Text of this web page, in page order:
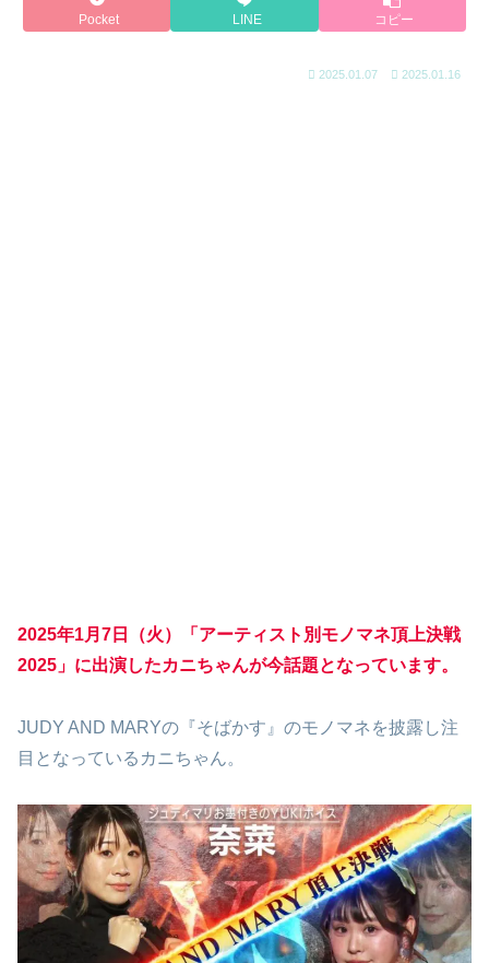
Pocket LINE コピー
2025.01.07 2025.01.16
2025年1月7日（火）「アーティスト別モノマネ頂上決戦
2025」に出演したカニちゃんが今話題となっています。
JUDY AND MARYの『そばかす』のモノマネを披露し注
目となっているカニちゃん。